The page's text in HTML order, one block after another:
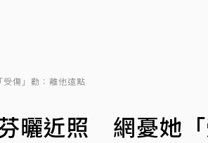
傷」勸：離他遠點
曬近照 網憂她